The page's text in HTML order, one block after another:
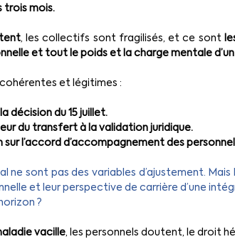
trois mois.
, les collectifs sont fragilisés, et ce sont
et tout le poids et la charge mentale
et légitimes :
décision du 15 juillet.
du transfert à la validation juridique.
l’accord d’accompagnement des
ne sont pas des variables d’ajustement.
et leur perspective de carrière d’une
?
vacille, les personnels doutent, le droit